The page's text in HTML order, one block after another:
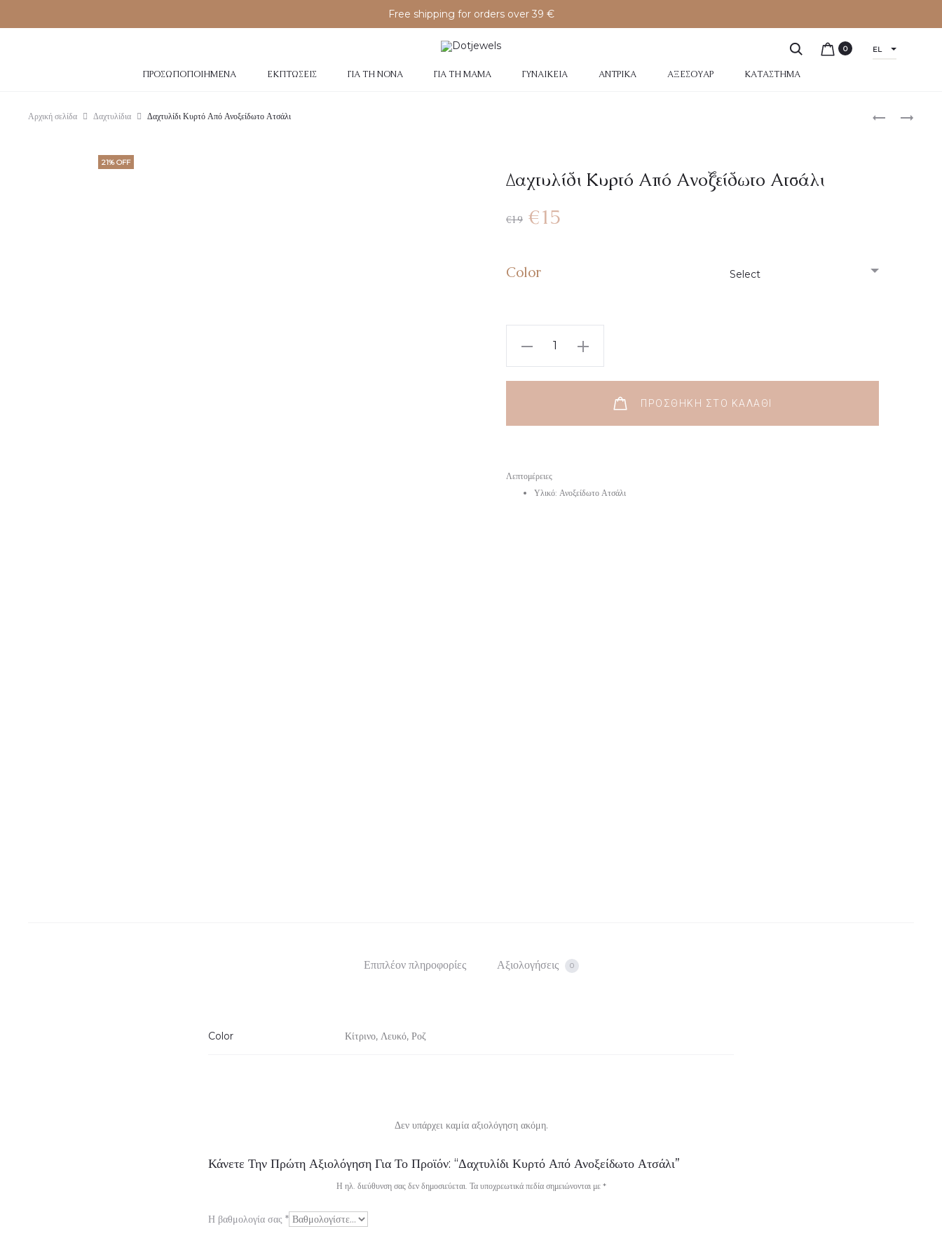
Free shipping for orders over 39 €
ΠΡΟΣΩΠΟΠΟΙΗΜΈΝΑ ΕΚΠΤΏΣΕΙΣ ΓΙΑ ΤΗ ΝΟΝΆ ΓΙΑ ΤΗ ΜΑΜΆ ΓΥΝΑΙΚΕΊΑ ΑΝΤΡΙΚΆ ΑΞΕΣΟΥΆΡ ΚΑΤΆΣΤΗΜΑ
0 EL
Αρχική σελίδα Δαχτυλίδια Δαχτυλίδι Κυρτό Από Ανοξείδωτο Ατσάλι
21% OFF
Δαχτυλίδι Κυρτό Από Ανοξείδωτο Ατσάλι
Λεπτομέρειες
Υλικό: Ανοξείδωτο Ατσάλι
€19 €15
Color
ΠΡΟΣΘΉΚΗ ΣΤΟ ΚΑΛΆΘΙ
Επιπλέον πληροφορίες Αξιολογήσεις 0
Color Κίτρινο, Λευκό, Ροζ
Α
ι
Δεν υπάρχει καμία αξιολόγηση ακόμη.
Κάνετε Την Πρώτη Αξιολόγηση Για Το Προϊόν: “Δαχτυλίδι Κυρτό Από Ανοξείδωτο Ατσάλι”
Η ηλ. διεύθυνση σας δεν δημοσιεύεται. Τα υποχρεωτικά πεδία σημειώνονται με *
Η βαθμολογία σας *